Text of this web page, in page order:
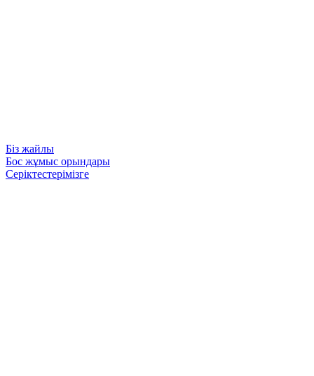
Біз жайлы
Бос жұмыс орындары
Серіктестерімізге